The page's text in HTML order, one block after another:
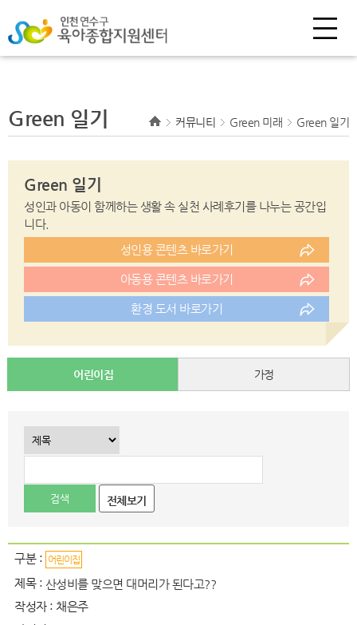
desc
Green 일기 커뮤니티 Green 미래 Green 일기
Green 일기
성인과 아동이 함께하는 생활 속 실천 사례후기를 나누는 공간입
니다.
성인용 콘텐츠 바로가기
아동용 콘텐츠 바로가기
환경 도서 바로가기
어린이집 가정
전체보기
구분 : 어린이집
제목 : 산성비를 맞으면 대머리가 된다고??
작성자 : 채은주